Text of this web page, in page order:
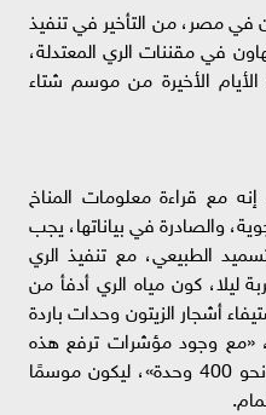
في مصر، من التأخير في تنفيذ
في مقننات الري المعتدلة،
الأخيرة من موسم شتاء
مع قراءة معلومات المناخ
والصادرة في بياناتها، يجب
الطبيعي، مع تنفيذ الري
ليلا، كون مياه الري أدفأ من
أشجار الزيتون وحدات باردة
تاريخه، «مع وجود مؤشرات ترفع هذه
الوحدات خلال الشتاء الحالي إلى نحو 400 وحدة»، ليكون موسمًا